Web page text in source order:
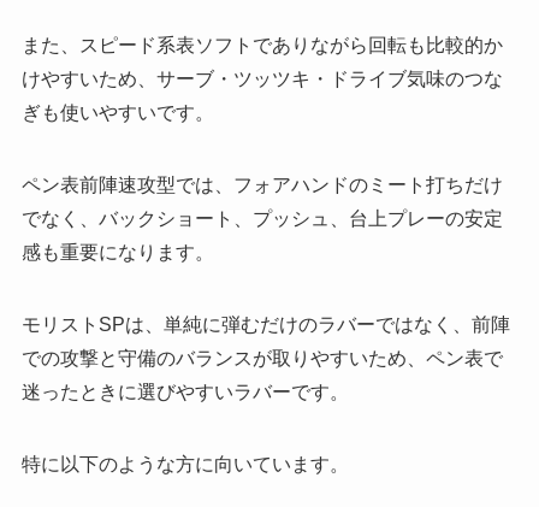
また、スピード系表ソフトでありながら回転も比較的か
けやすいため、サーブ・ツッツキ・ドライブ気味のつな
ぎも使いやすいです。
ペン表前陣速攻型では、フォアハンドのミート打ちだけ
でなく、バックショート、プッシュ、台上プレーの安定
感も重要になります。
モリストSPは、単純に弾むだけのラバーではなく、前陣
での攻撃と守備のバランスが取りやすいため、ペン表で
迷ったときに選びやすいラバーです。
特に以下のような方に向いています。